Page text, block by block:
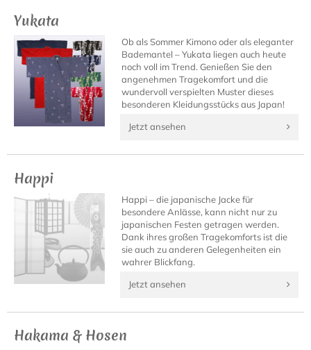
Yukata
Ob als Sommer Kimono oder als eleganter
Bademantel – Yukata liegen auch heute
noch voll im Trend. Genießen Sie den
angenehmen Tragekomfort und die
wundervoll verspielten Muster dieses
besonderen Kleidungsstücks aus Japan!
Jetzt ansehen
Happi
Happi – die japanische Jacke für
besondere Anlässe, kann nicht nur zu
japanischen Festen getragen werden.
Dank ihres großen Tragekomforts ist die
sie auch zu anderen Gelegenheiten ein
wahrer Blickfang.
Jetzt ansehen
Hakama & Hosen